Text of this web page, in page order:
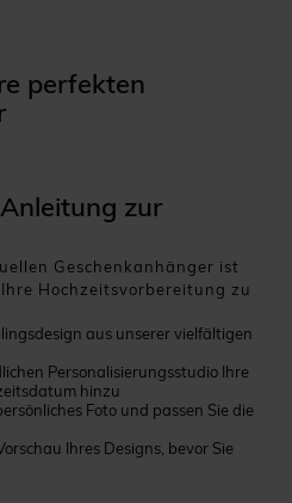
perfekten
zur
Geschenkanhänger ist
Hochzeitsvorbereitung zu
aus unserer vielfältigen
Personalisierungsstudio Ihre
hinzu
Foto und passen Sie die
Ihres Designs, bevor Sie